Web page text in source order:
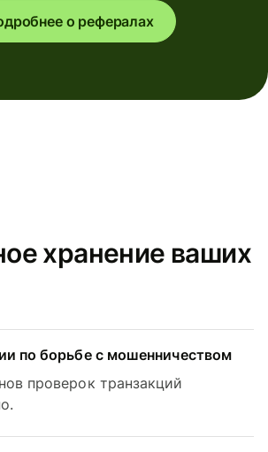
о рефералах
хранение ваших
по борьбе с мошенничеством
проверок транзакций